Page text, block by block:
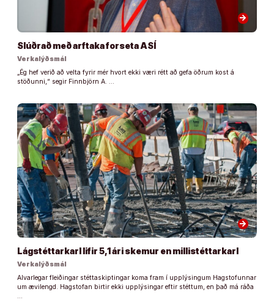
arrow_forward
Slúðrað með arftaka forseta ASÍ
Verkalýðsmál
„Ég hef verið að velta fyrir mér hvort ekki væri rétt að gefa öðrum kost á
stöðunni,“ segir Finnbjörn A. …
arrow_forward
Lágstéttarkarl lifir 5,1 ári skemur en millistéttarkarl
Verkalýðsmál
Alvarlegar fleiðingar stéttaskiptingar koma fram í upplýsingum Hagstofunnar
um ævilengd. Hagstofan birtir ekki upplýsingar eftir stéttum, en það má ráða
…